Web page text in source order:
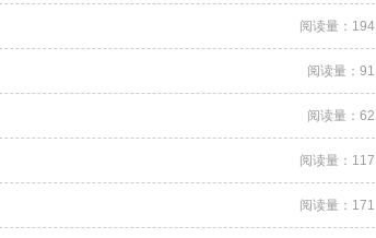
阅读量：194
阅读量：91
阅读量：62
阅读量：117
阅读量：171